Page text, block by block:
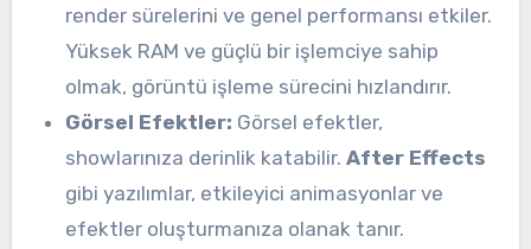
render sürelerini ve genel performansı etkiler.
Yüksek RAM ve güçlü bir işlemciye sahip
olmak, görüntü işleme sürecini hızlandırır.
Görsel Efektler: Görsel efektler,
showlarınıza derinlik katabilir.After Effects
gibi yazılımlar, etkileyici animasyonlar ve
efektler oluşturmanıza olanak tanır.